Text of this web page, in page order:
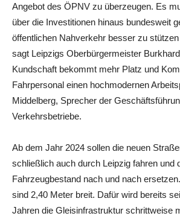
Angebot des ÖPNV zu überzeugen. Es
über die Investitionen hinaus bundesweit
öffentlichen Nahverkehr besser zu stützen
sagt Leipzigs Oberbürgermeister
Kundschaft bekommt mehr Platz und
Fahrpersonal einen hochmodernen
Middelberg, Sprecher der
Verkehrsbetriebe.
Ab dem Jahr 2024 sollen die neuen
schließlich auch durch Leipzig fahren und
Fahrzeugbestand nach und nach
sind 2,40 Meter breit. Dafür wird bereits
Jahren die Gleisinfrastruktur schrittweise